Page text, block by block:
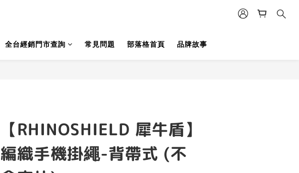
全台經銷門市查詢 常見問題 部落格首頁 品牌故事
【RHINOSHIELD 犀牛盾】
編織手機掛繩-背帶式 (不